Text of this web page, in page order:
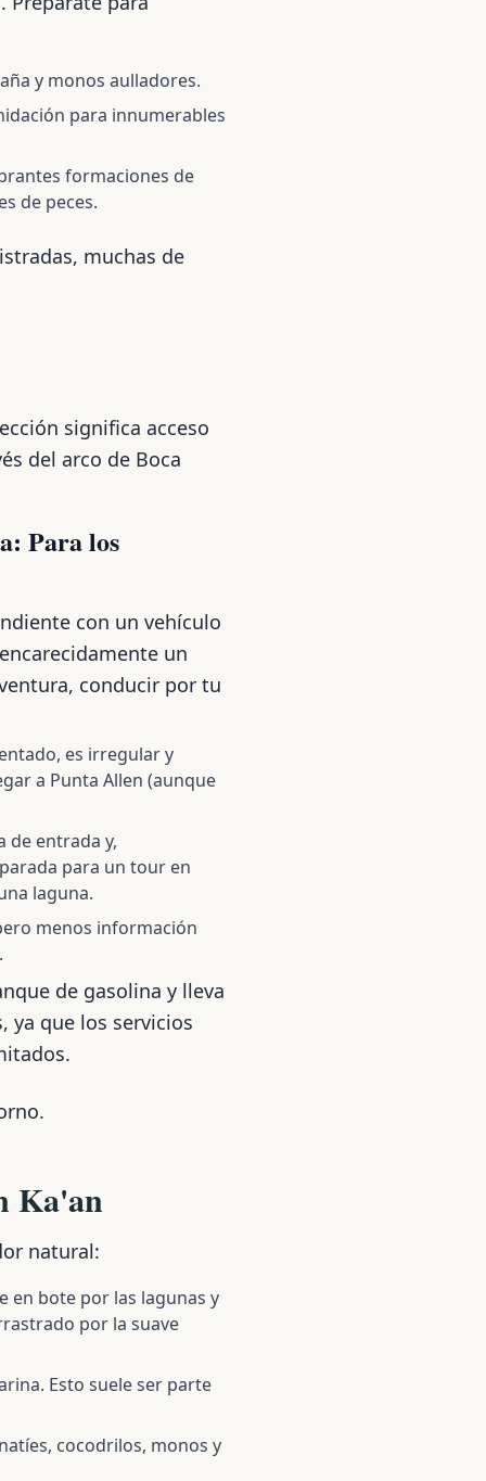
y monos aulladores.
para innumerables
formaciones de
de peces.
muchas de
significa acceso
del arco de Boca
Para los
con un vehículo
un
conducir por tu
es irregular y
a Punta Allen (aunque
de entrada y,
para un tour en
laguna.
menos información
de gasolina y lleva
ya que los servicios
Ka'an
natural:
en bote por las lagunas y
por la suave
Esto suele ser parte
cocodrilos, monos y